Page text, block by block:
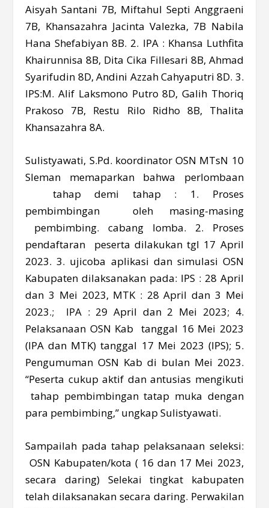
Aisyah Santani 7B, Miftahul Septi Anggraeni
7B, Khansazahra Jacinta Valezka, 7B Nabila
Hana Shefabiyan 8B. 2. IPA : Khansa Luthfita
Khairunnisa 8B, Dita Cika Fillesari 8B, Ahmad
Syarifudin 8D, Andini Azzah Cahyaputri 8D. 3.
IPS:M. Alif Laksmono Putro 8D, Galih Thoriq
Prakoso 7B, Restu Rilo Ridho 8B, Thalita
Khansazahra 8A.
Sulistyawati, S.Pd. koordinator OSN MTsN 10
Sleman memaparkan bahwa perlombaan
tahap demi tahap : 1. Proses
pembimbingan oleh masing-masing
pembimbing. cabang lomba. 2. Proses
pendaftaran peserta dilakukan tgl 17 April
2023. 3. ujicoba aplikasi dan simulasi OSN
Kabupaten dilaksanakan pada: IPS : 28 April
dan 3 Mei 2023, MTK : 28 April dan 3 Mei
2023.; IPA : 29 April dan 2 Mei 2023; 4.
Pelaksanaan OSN Kab tanggal 16 Mei 2023
(IPA dan MTK) tanggal 17 Mei 2023 (IPS); 5.
Pengumuman OSN Kab di bulan Mei 2023.
“Peserta cukup aktif dan antusias mengikuti
tahap pembimbingan tatap muka dengan
para pembimbing,” ungkap Sulistyawati.
Sampailah pada tahap pelaksanaan seleksi:
OSN Kabupaten/kota ( 16 dan 17 Mei 2023,
secara daring) Selekai tingkat kabupaten
telah dilaksanakan secara daring. Perwakilan